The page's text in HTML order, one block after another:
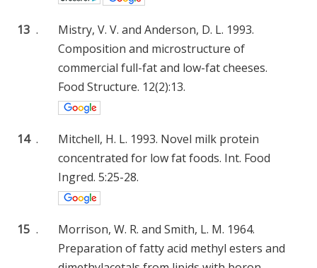
13 .
Mistry, V. V. and Anderson, D. L. 1993.
Composition and microstructure of
commercial full-fat and low-fat cheeses.
Food Structure. 12(2):13.
14 .
Mitchell, H. L. 1993. Novel milk protein
concentrated for low fat foods. Int. Food
Ingred. 5:25-28.
15 .
Morrison, W. R. and Smith, L. M. 1964.
Preparation of fatty acid methyl esters and